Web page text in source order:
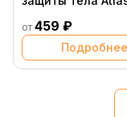
от 459 ₽
Подробнее